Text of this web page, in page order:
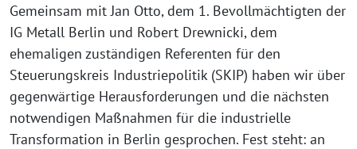
Gemeinsam mit Jan Otto, dem 1. Bevollmächtigten der
IG Metall Berlin und Robert Drewnicki, dem
ehemaligen zuständigen Referenten für den
Steuerungskreis Industriepolitik (SKIP) haben wir über
gegenwärtige Herausforderungen und die nächsten
notwendigen Maßnahmen für die industrielle
Transformation in Berlin gesprochen. Fest steht: an